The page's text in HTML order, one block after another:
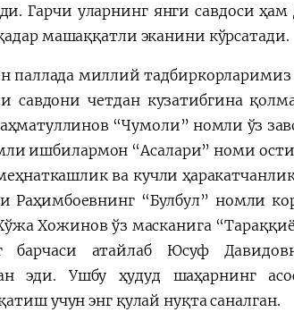
Гарчи уларнинг янги савдоси
машаққатли эканини кўрсатади.
паллада миллий тадбиркорларимиз
савдони четдан кузатибгина
“Чумоли” номли ўз
ишбилармон “Асалари” номи
ва кучли
Раҳимбоевнинг “Булбул” номли
Хожинов ўз масканига
барчаси атайлаб Юсуф
эди. Ушбу ҳудуд шаҳарнинг
учун энг қулай нуқта саналган.